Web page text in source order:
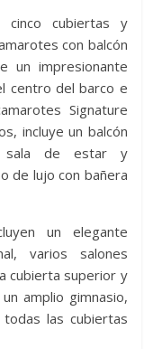
cinco cubiertas y
con balcón
un impresionante
centro del barco e
Signature
incluye un balcón
sala de estar y
de lujo con bañera
un elegante
varios salones
cubierta superior y
amplio gimnasio,
las cubiertas